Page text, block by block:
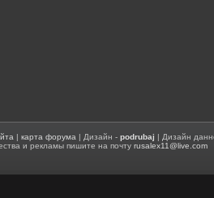
|карта форума | Дизайн -podrubaj | Дизайн
и рекламы пишите на почтуrusalex11@live.com